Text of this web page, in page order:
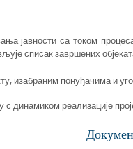
јавности са током
списак завршених
изабраним понуђачима и
динамиком реализације